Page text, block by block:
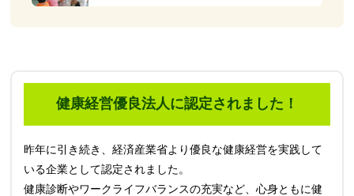
健康経営優良法人に認定されました！
昨年に引き続き、経済産業省より優良な健康経営を実践して
いる企業として認定されました。
健康診断やワークライフバランスの充実など、心身ともに健